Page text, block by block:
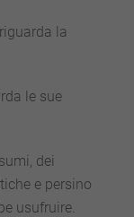
la
le sue
dei
e persino
usufruire.